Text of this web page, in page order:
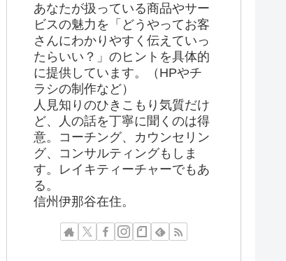
あなたが扱っている商品やサー
ビスの魅力を「どうやってお客
さんにわかりやすく伝えていっ
たらいい？」のヒントを具体的
に提供しています。（HPやチ
ラシの制作など）
人見知りのひきこもり気質だけ
ど、人の話を丁寧に聞くのは得
意。コーチング、カウンセリン
グ、コンサルティングもしま
す。レイキティーチャーでもあ
る。
信州伊那谷在住。